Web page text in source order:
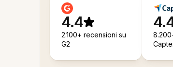
4.4
2.100+ recensioni su
G2